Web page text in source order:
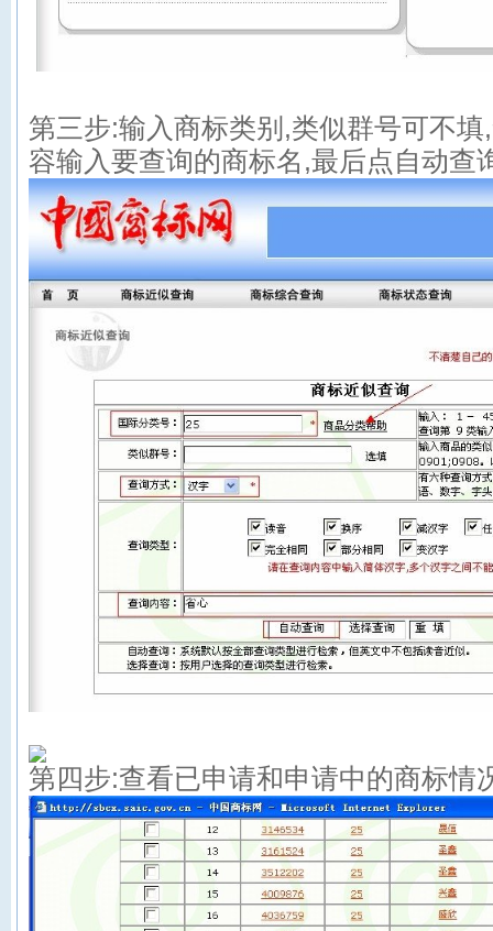
第三步:输入商标类别,类似群号可不
容输入要查询的商标名,最后点自动查
第四步:查看已申请和申请中的商标情